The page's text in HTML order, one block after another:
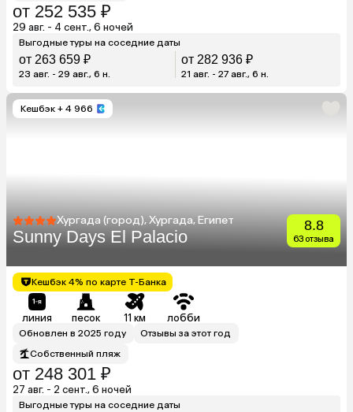
от 252 535 ₽
29 авг. - 4 сент., 6 ночей
Выгодные туры на соседние даты
от 263 659 ₽
23 авг. - 29 авг., 6 н.
от 282 936 ₽
21 авг. - 27 авг., 6 н.
Кешбэк + 4 966
Хургада (город), Хургада, Египет
Sunny Days El Palacio
8.8
63 отзыва
Кешбэк 4% по карте Т-Банка
линия песок 11 км лобби
Обновлен в 2025 году
Отзывы за этот год
Собственный пляж
от 248 301 ₽
27 авг. - 2 сент., 6 ночей
Выгодные туры на соседние даты